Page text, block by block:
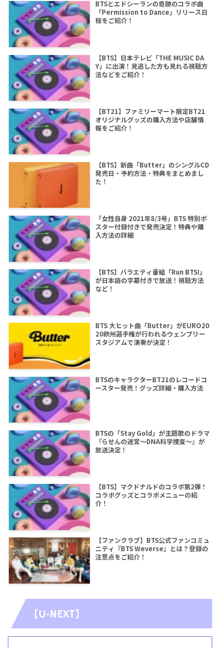
BTSとエドシーランの奇跡のコラボ曲
「Permission to Dance」リリース日
程をご紹介！
【BTS】日本テレビ「THE MUSIC DA
Y」に出演！見逃した方も見れる視聴方
法などをご紹介！
【BT21】ファミリーマート限定BT21
オリジナルグッズの購入方法や店舗情
報をご紹介！
【BTS】新曲「Butter」のシングルCD
発売日・予約方法・特典をまとめまし
た！
「女性自身 2021年8/3号」BTS 特別ポ
スター付録付きで発売決定！特典や購
入方法の詳細
【BTS】バラエティ番組「Run BTS!」
が日本語の字幕付きで放送！視聴方法
など！
BTS 大ヒット曲「Butter」がEURO20
20欧州選手権が行われるウェンブリー
スタジアムで演奏が決定！
BTSのキャラクターBT21のレコードコ
ースター発売！グッズ詳細・購入方法
BTSの「Stay Gold」が主題歌のドラマ
『らせんの迷宮～DNA科学捜査～』が
放送決定！
【BTS】マクドナルドのコラボ第2弾！
コラボグッズとコラボメニューの紹
介！
【ファンクラブ】BTS公式ファンコミュ
ニティ『BTS Weverse』とは？登録の
注意点をご紹介！
【U-NEXT】